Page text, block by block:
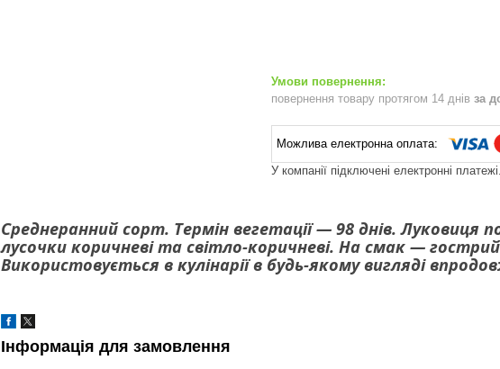
повернення товару протягом 14 днів за
У компанії підключені електронні
Среднеранний сорт. Термін вегетації — 98 днів. Луковиця
лусочки коричневі та світло-коричневі. На смак —
Використовується в кулінарії в будь-якому вигляді
Інформація для замовлення